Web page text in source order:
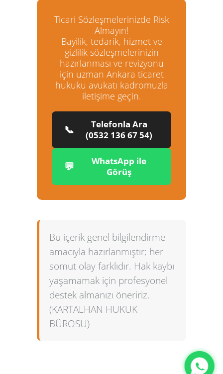
Ticari Sözleşmelerinizde Risk
Almayın!
Bayilik, tedarik, hizmet ve
gizlilik sözleşmelerinizin
hazırlanması ve revizyonu
için uzman Ankara ticaret
hukuku avukatı kadromuzla
iletişime geçin.
📞
Telefonla Ara
(0532 136 67 54)
💬
WhatsApp ile
Görüş
Bu içerik genel bilgilendirme
amacıyla hazırlanmıştır; her
somut olay farklıdır. Hak kaybı
yaşamamak için profesyonel
destek almanızı öneririz.
(KARTALHAN HUKUK
BÜROSU)
Ostim Osb Mah. 100. Yıl Bulvarı No:55, Ostim